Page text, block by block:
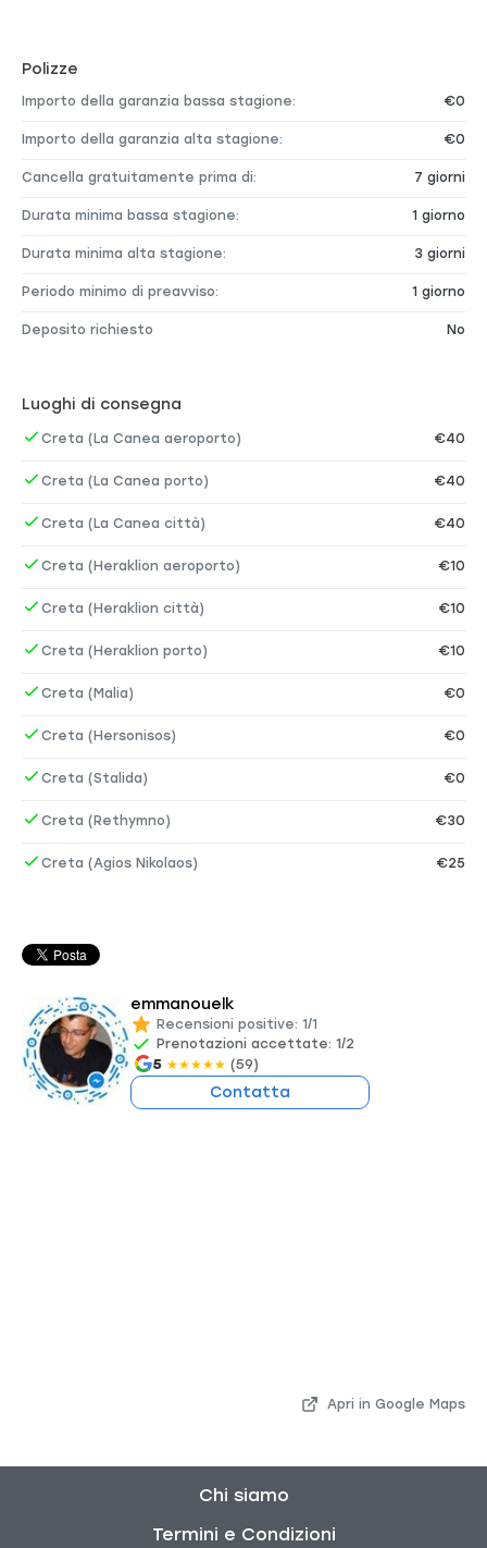
Polizze
Importo della garanzia bassa stagione: €0
Importo della garanzia alta stagione: €0
Cancella gratuitamente prima di: 7 giorni
Durata minima bassa stagione: 1 giorno
Durata minima alta stagione: 3 giorni
Periodo minimo di preavviso: 1 giorno
Deposito richiesto No
Luoghi di consegna
Creta (La Canea aeroporto) €40
Creta (La Canea porto) €40
Creta (La Canea città) €40
Creta (Heraklion aeroporto) €10
Creta (Heraklion città) €10
Creta (Heraklion porto) €10
Creta (Malia) €0
Creta (Hersonisos) €0
Creta (Stalida) €0
Creta (Rethymno) €30
Creta (Agios Nikolaos) €25
emmanouelk
Recensioni positive: 1/1
Prenotazioni accettate: 1/2
5 ★★★★★ (59)
Contatta
Apri in Google Maps
Chi siamo
Termini e Condizioni